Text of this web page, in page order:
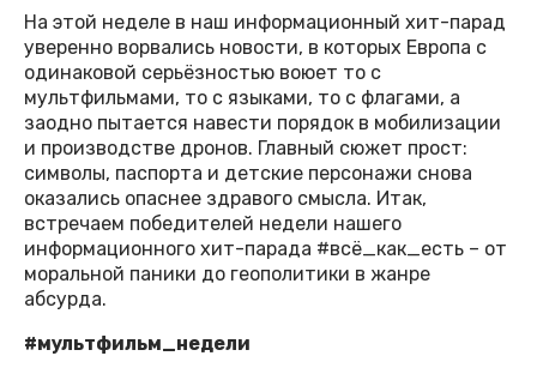
На этой неделе в наш информационный хит-парад
уверенно ворвались новости, в которых Европа с
одинаковой серьёзностью воюет то с
мультфильмами, то с языками, то с флагами, а
заодно пытается навести порядок в мобилизации
и производстве дронов. Главный сюжет прост:
символы, паспорта и детские персонажи снова
оказались опаснее здравого смысла. Итак,
встречаем победителей недели нашего
информационного хит-парада #всё_как_есть – от
моральной паники до геополитики в жанре
абсурда.
#мультфильм_недели